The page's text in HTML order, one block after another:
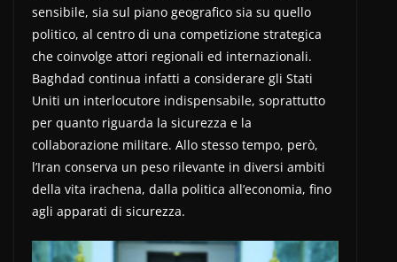
sensibile, sia sul piano geografico sia su quello
politico, al centro di una competizione strategica
che coinvolge attori regionali ed internazionali.
Baghdad continua infatti a considerare gli Stati
Uniti un interlocutore indispensabile, soprattutto
per quanto riguarda la sicurezza e la
collaborazione militare. Allo stesso tempo, però,
l’Iran conserva un peso rilevante in diversi ambiti
della vita irachena, dalla politica all’economia, fino
agli apparati di sicurezza.